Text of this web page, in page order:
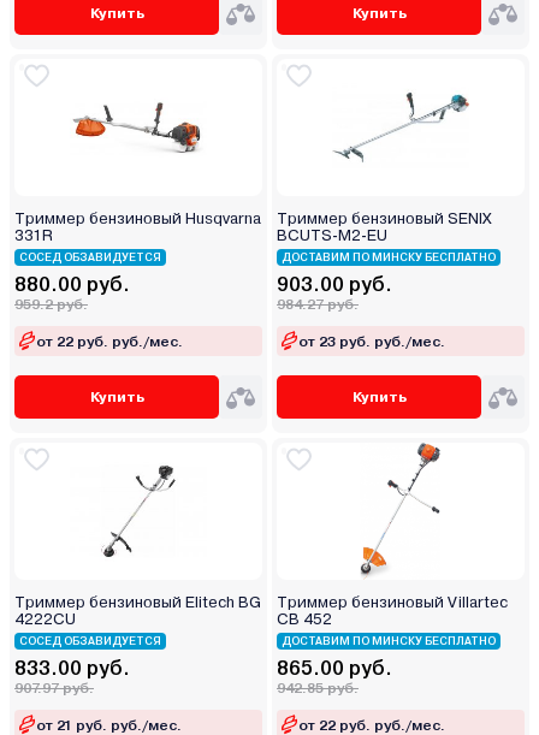
Купить Купить
Триммер бензиновый Husqvarna
331R
СОСЕД ОБЗАВИДУЕТСЯ
880.00 руб.
959.2 руб.
от 22 руб. руб./мес.
Купить
Триммер бензиновый SENIX
BCUTS-M2-EU
ДОСТАВИМ ПО МИНСКУ БЕСПЛАТНО
903.00 руб.
984.27 руб.
от 23 руб. руб./мес.
Купить
Триммер бензиновый Elitech BG
4222CU
СОСЕД ОБЗАВИДУЕТСЯ
833.00 руб.
907.97 руб.
от 21 руб. руб./мес.
Триммер бензиновый Villartec
CB 452
ДОСТАВИМ ПО МИНСКУ БЕСПЛАТНО
865.00 руб.
942.85 руб.
от 22 руб. руб./мес.